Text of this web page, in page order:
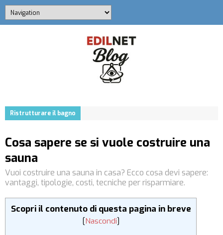
Ristrutturare il bagno
Cosa sapere se si vuole costruire una
sauna
Vuoi costruire una sauna in casa? Ecco cosa devi sapere:
vantaggi, tipologie, costi, tecniche per risparmiare.
Scopri il contenuto di questa pagina in breve
[Nascondi]